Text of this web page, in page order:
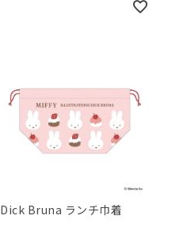
Dick Bruna ランチ巾着